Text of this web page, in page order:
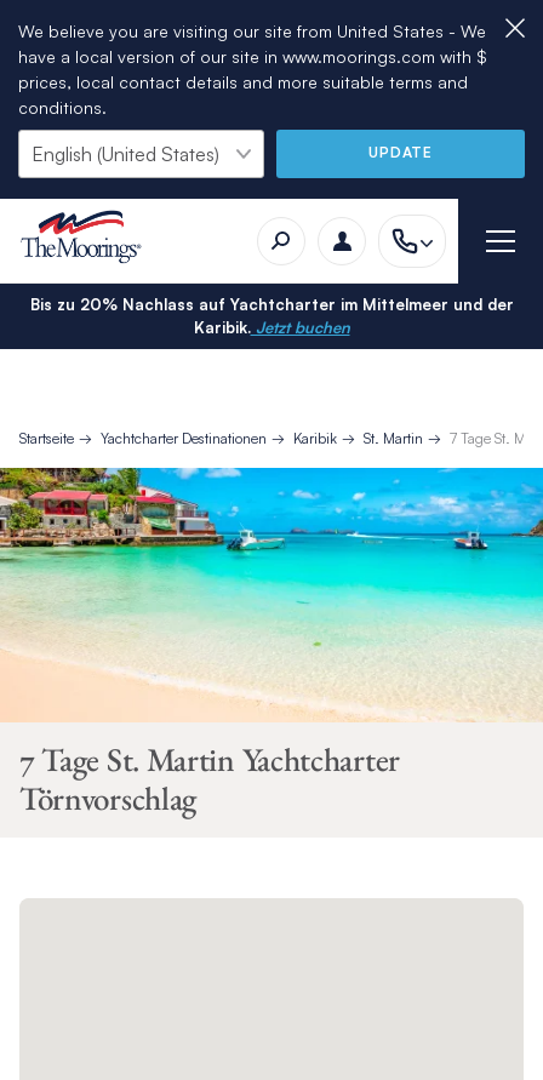
We believe you are visiting our site from United States - We
have a local version of our site in www.moorings.com with $
prices, local contact details and more suitable terms and
conditions.
UPDATE
Bis zu 20% Nachlass auf Yachtcharter im Mittelmeer und der
Karibik.Jetzt buchen
Startseite Yachtcharter Destinationen Karibik St. Martin 7 Tage St.
7 Tage St. Martin Yachtcharter
Törnvorschlag